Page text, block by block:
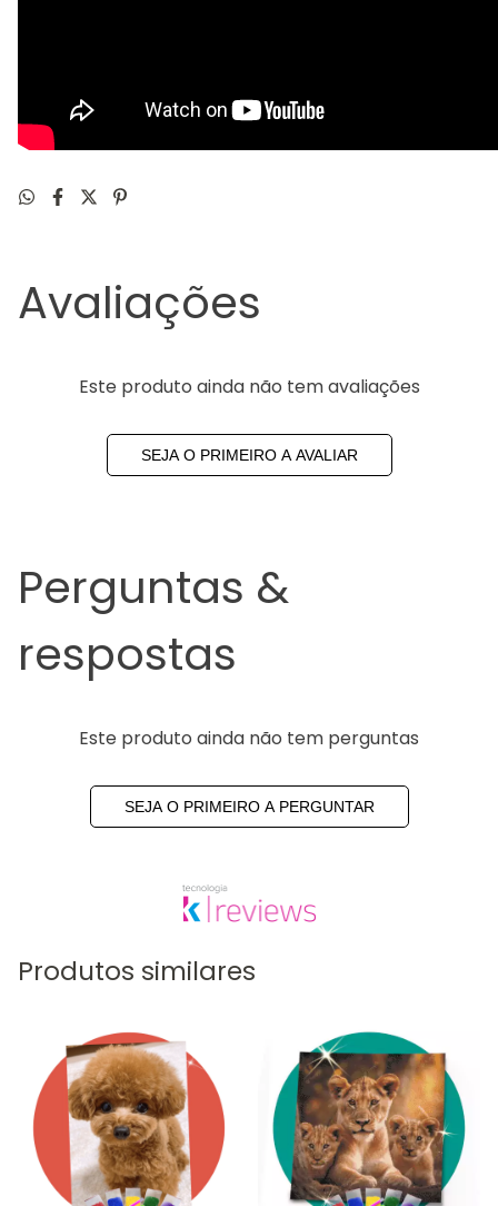
Avaliações
Este produto ainda não tem avaliações
SEJA O PRIMEIRO A AVALIAR
Perguntas &
respostas
Este produto ainda não tem perguntas
SEJA O PRIMEIRO A PERGUNTAR
Produtos similares